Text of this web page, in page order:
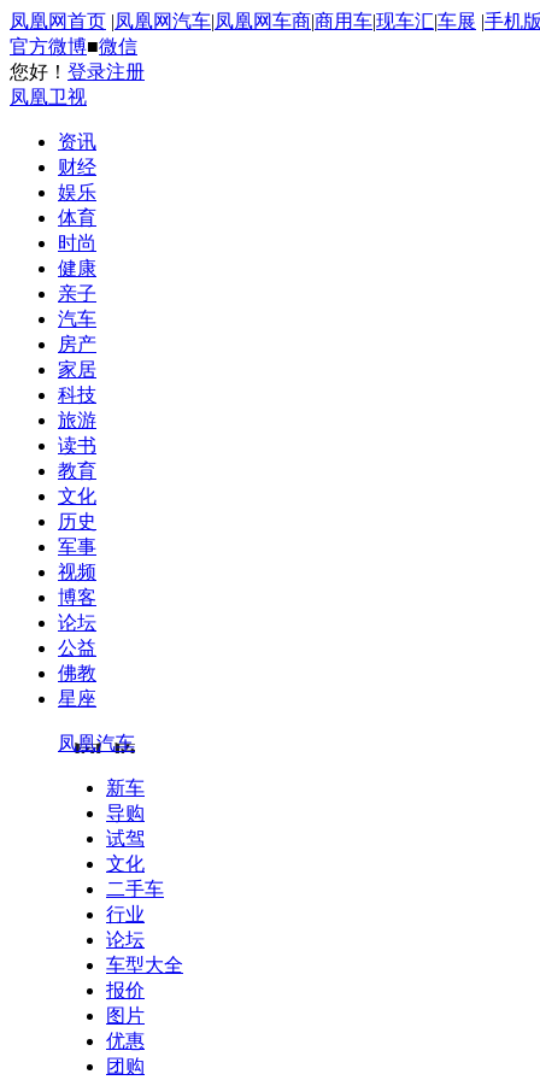
凤凰网首页 |凤凰网汽车|凤凰网车商|商用车|现车汇|车展 |手机
官方微博■微信
您好！ 登录注册
凤凰卫视
资讯
财经
娱乐
体育
时尚
健康
亲子
汽车
房产
家居
科技
旅游
读书
教育
文化
历史
军事
视频
博客
论坛
公益
佛教
星座
凤凰汽车
新车
导购
试驾
文化
二手车
行业
论坛
车型大全
报价
图片
优惠
团购